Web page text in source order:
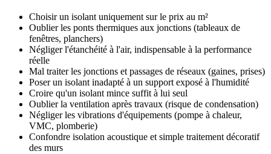
Choisir un isolant uniquement sur le prix au m²
Oublier les ponts thermiques aux jonctions (tableaux de
fenêtres, planchers)
Négliger l'étanchéité à l'air, indispensable à la performance
réelle
Mal traiter les jonctions et passages de réseaux (gaines, prises)
Poser un isolant inadapté à un support exposé à l'humidité
Croire qu'un isolant mince suffit à lui seul
Oublier la ventilation après travaux (risque de condensation)
Négliger les vibrations d'équipements (pompe à chaleur,
VMC, plomberie)
Confondre isolation acoustique et simple traitement décoratif
des murs